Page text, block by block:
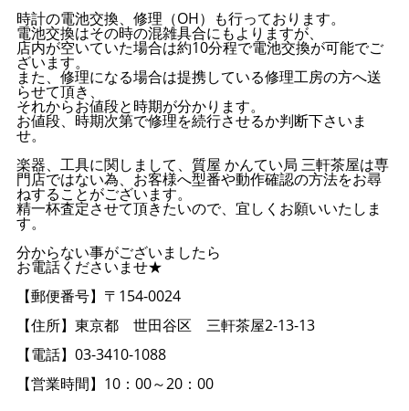
時計の電池交換、修理（OH）も行っております。
電池交換はその時の混雑具合にもよりますが、
店内が空いていた場合は約10分程で電池交換が可能でご
ざいます。
また、修理になる場合は提携している修理工房の方へ送
らせて頂き、
それからお値段と時期が分かります。
お値段、時期次第で修理を続行させるか判断下さいま
せ。
楽器、工具に関しまして、質屋 かんてい局 三軒茶屋は専
門店ではない為、お客様へ型番や動作確認の方法をお尋
ねすることがございます。
精一杯査定させて頂きたいので、宜しくお願いいたしま
す。
分からない事がございましたら
お電話くださいませ★
【郵便番号】〒154-0024
【住所】東京都 世田谷区 三軒茶屋2-13-13
【電話】03-3410-1088
【営業時間】10：00～20：00